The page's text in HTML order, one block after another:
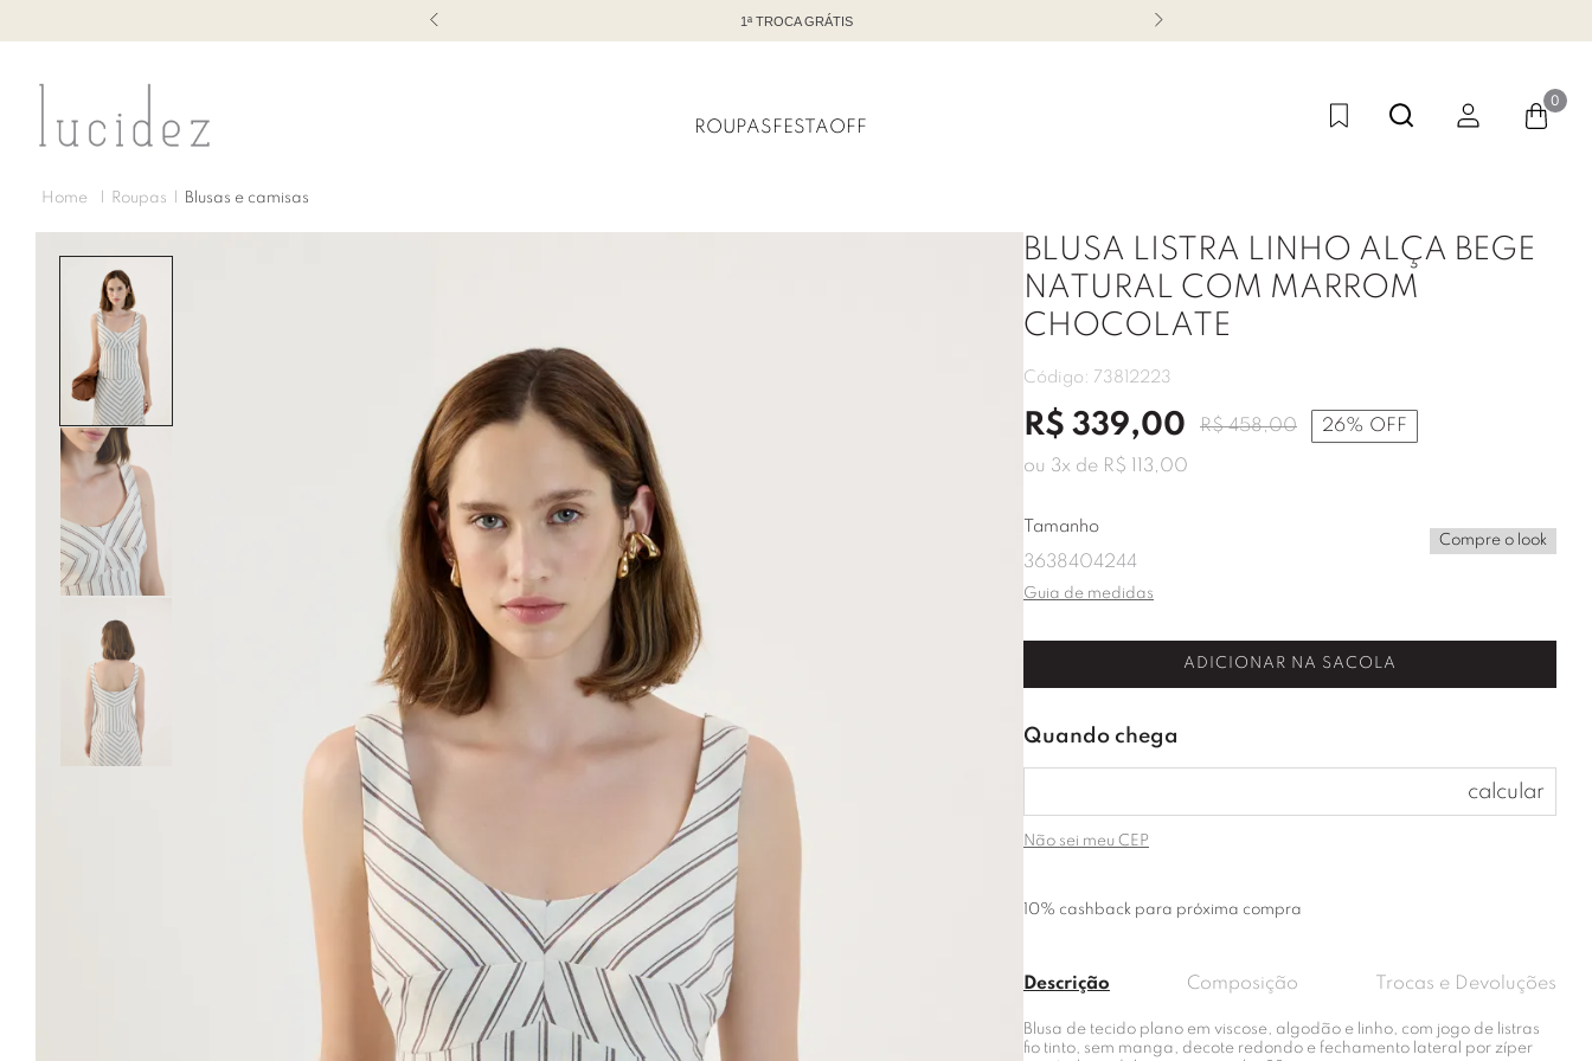
TODO OFF COM ATÉ 60% DE DESCONTO
ROUPASFESTAOFF
0
Roupas Blusas e camisas
BLUSA LISTRA LINHO ALÇA BEGE
NATURAL COM MARROM
CHOCOLATE
Código: 73812223
R$ 339,00 R$ 458,00 26% OFF
ou 3x de R$ 113,00
Tamanho
3638404244
Compre o look
Guia de medidas
ADICIONAR NA SACOLA
Não sei meu CEP
10% cashback para próxima compra
Descrição Composição Trocas e Devoluções
Blusa de tecido plano em viscose, algodão e linho, com jogo de listras
fio tinto, sem manga, decote redondo e fechamento lateral por zíper